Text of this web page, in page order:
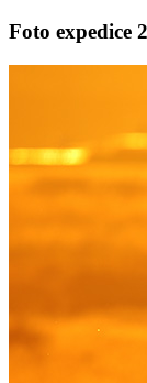
Foto expedice